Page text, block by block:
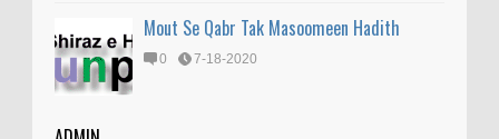
Mout Se Qabr Tak Masoomeen Hadith
0 7-18-2020